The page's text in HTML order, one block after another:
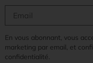
En vous abonnant, vous
marketing par email, et
confidentialité.